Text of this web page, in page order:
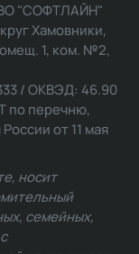
"СОФТЛАЙН"
Хамовники,
1, ком. №2,
/ ОКВЭД: 46.90
по перечню,
от 11 мая
носит
семейных,